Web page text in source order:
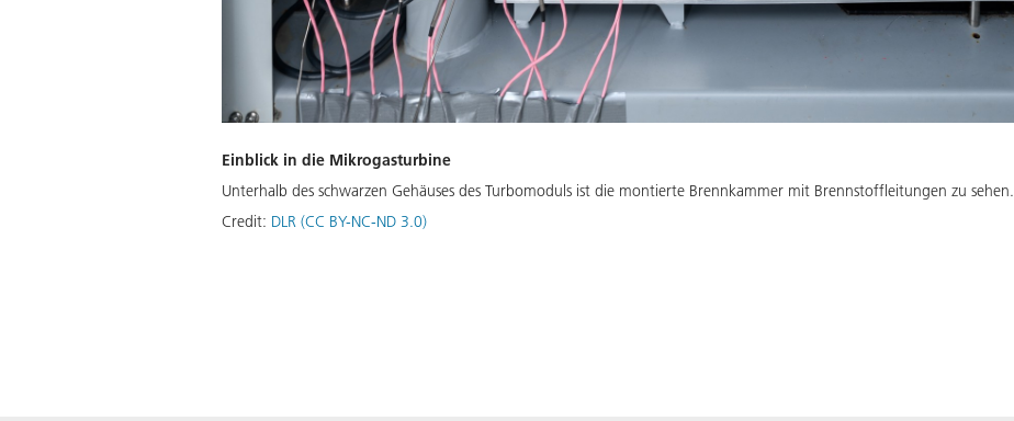
Einblick in die Mikrogasturbine
Unterhalb des schwarzen Gehäuses des Turbomoduls ist die montierte Brennkammer mit Brennstoffleitungen zu sehen.
Credit: DLR (CC BY-NC-ND 3.0)